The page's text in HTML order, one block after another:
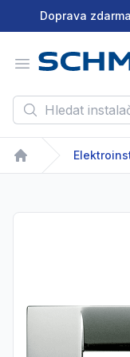
Doprava
Open menu
Hledat instalační
Home